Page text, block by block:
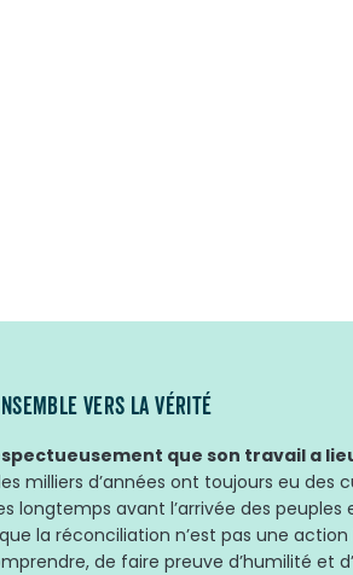
VERS LA VÉRITÉ
que son travail a
milliers d’années ont toujours eu des
avant l’arrivée des peuples
la réconciliation n’est pas une
de faire preuve d’humilité et